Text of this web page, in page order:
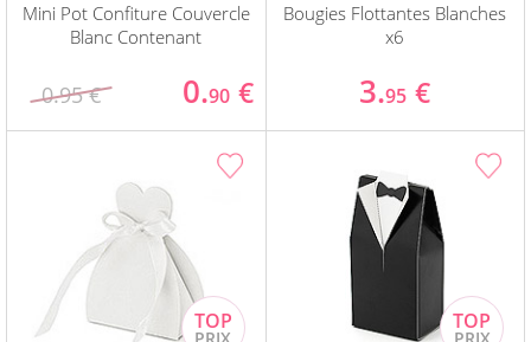
Mini Pot Confiture Couvercle
Blanc Contenant
0.95 € 0.90 €
Bougies Flottantes Blanches
x6
3.95 €